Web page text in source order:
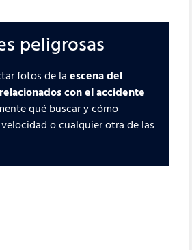
peligrosas
fotos de la escena del
con el accidente
qué buscar y cómo
o cualquier otra de las